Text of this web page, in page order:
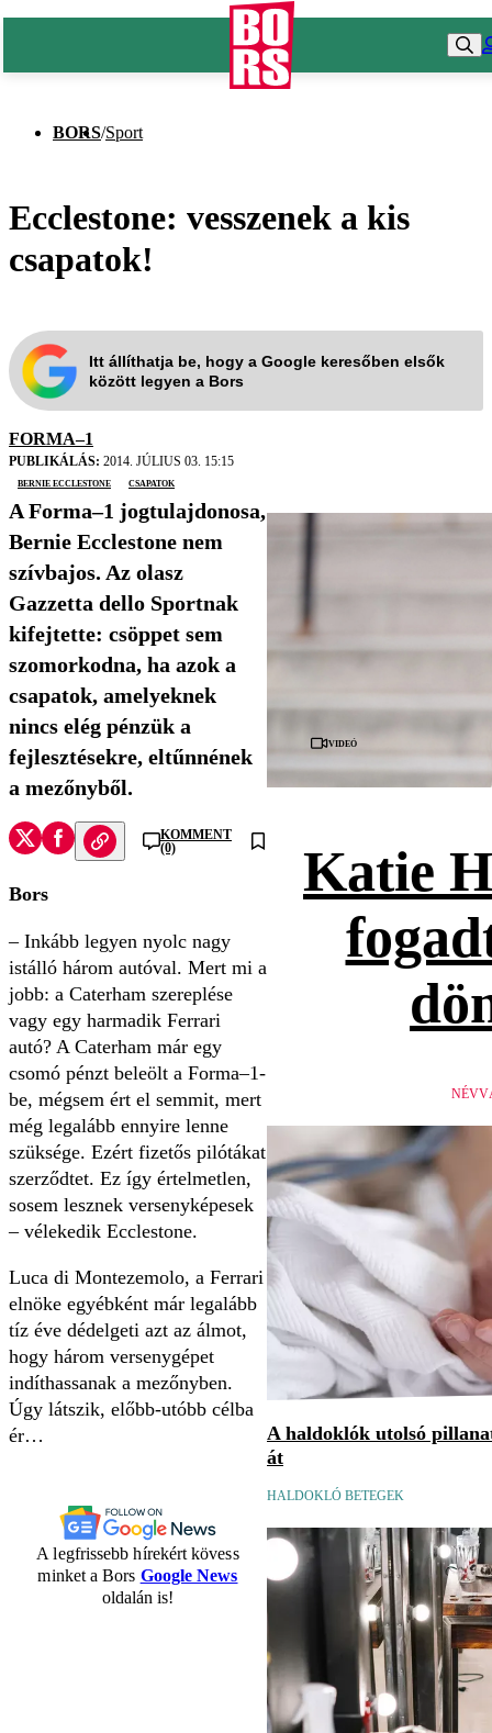
BORS/Sport
Ecclestone: vesszenek a kis
csapatok!
Itt állíthatja be, hogy a Google keresőben elsők
között legyen a Bors
FORMA–1
PUBLIKÁLÁS: 2014. JÚLIUS 03. 15:15
Bernie Ecclestone
csapatok
A Forma–1 jogtulajdonosa,
Bernie Ecclestone nem
szívbajos. Az olasz
Gazzetta dello Sportnak
kifejtette: csöppet sem
szomorkodna, ha azok a
csapatok, amelyeknek
nincs elég pénzük a
fejlesztésekre, eltűnnének
a mezőnyből.
KOMMENT
(0)
Bors
– Inkább legyen nyolc nagy
istálló három autóval. Mert mi a
jobb: a Caterham szereplése
vagy egy harmadik Ferrari
autó? A Caterham már egy
csomó pénzt beleölt a Forma–1-
be, mégsem ért el semmit, mert
még legalább ennyire lenne
szüksége. Ezért fizetős pilótákat
szerződtet. Ez így értelmetlen,
sosem lesznek versenyképesek
– vélekedik Ecclestone.
Luca di Montezemolo, a Ferrari
elnöke egyébként már legalább
tíz éve dédelgeti azt az álmot,
hogy három versenygépet
indíthassanak a mezőnyben.
Úgy látszik, előbb-utóbb célba
ér…
A legfrissebb hírekért kövess
minket a Bors Google News
oldalán is!
Videó
Katie
A haldoklók utolsó
át
HALDOKLÓ BETEGEK